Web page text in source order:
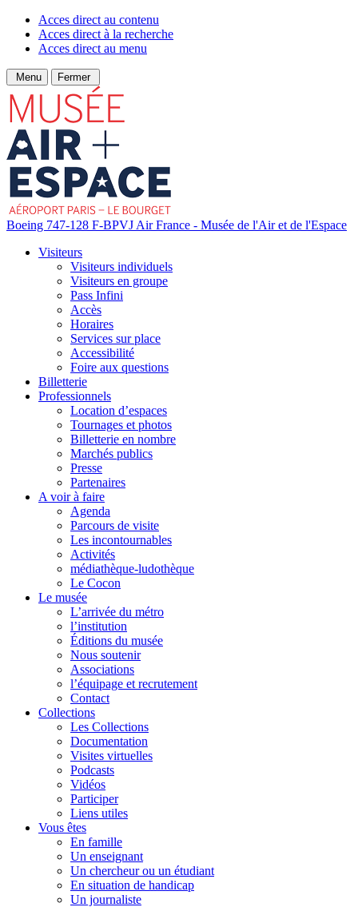
Acces direct au contenu
Acces direct à la recherche
Acces direct au menu
Menu Fermer
Boeing 747-128 F-BPVJ Air France - Musée de l'Air et de l'Espace
Visiteurs
Visiteurs individuels
Visiteurs en groupe
Pass Infini
Accès
Horaires
Services sur place
Accessibilité
Foire aux questions
Billetterie
Professionnels
Location d’espaces
Tournages et photos
Billetterie en nombre
Marchés publics
Presse
Partenaires
A voir à faire
Agenda
Parcours de visite
Les incontournables
Activités
médiathèque-ludothèque
Le Cocon
Le musée
L’arrivée du métro
l’institution
Éditions du musée
Nous soutenir
Associations
l’équipage et recrutement
Contact
Collections
Les Collections
Documentation
Visites virtuelles
Podcasts
Vidéos
Participer
Liens utiles
Vous êtes
En famille
Un enseignant
Un chercheur ou un étudiant
En situation de handicap
Un journaliste